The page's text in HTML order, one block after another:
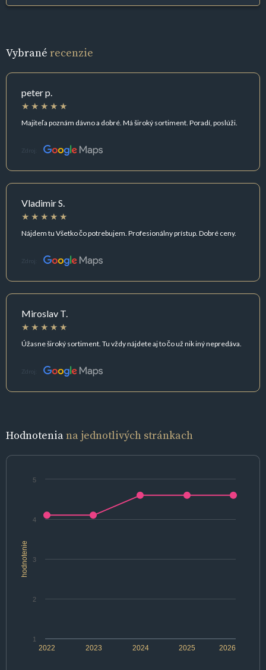
Vybrané recenzie
peter p.
Majiteľa poznám dávno a dobré. Má široký sortiment. Poradí, poslúži.
Zdroj:
Vladimir S.
Nájdem tu Všetko čo potrebujem. Profesionálny prístup. Dobré ceny.
Zdroj:
Miroslav T.
Úžasne široký sortiment. Tu vždy nájdete aj to čo už nik iný nepredáva.
Zdroj:
Hodnoteniana jednotlivých stránkach
hodnotenie
2022 2024 2026
2023 2025
1
2
3
4
5